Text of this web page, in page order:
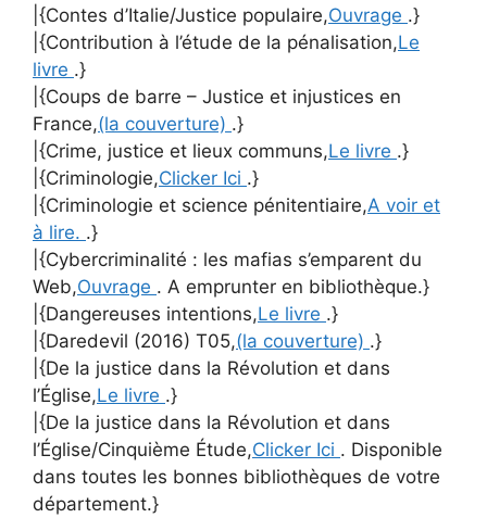
|{Contes d’Italie/Justice populaire,Ouvrage .}
|{Contribution à l’étude de la pénalisation,Le
livre .}
|{Coups de barre – Justice et injustices en
France,(la couverture) .}
|{Crime, justice et lieux communs,Le livre .}
|{Criminologie,Clicker Ici .}
|{Criminologie et science pénitentiaire,A voir et
à lire. .}
|{Cybercriminalité : les mafias s’emparent du
Web,Ouvrage . A emprunter en bibliothèque.}
|{Dangereuses intentions,Le livre .}
|{Daredevil (2016) T05,(la couverture) .}
|{De la justice dans la Révolution et dans
l’Église,Le livre .}
|{De la justice dans la Révolution et dans
l’Église/Cinquième Étude,Clicker Ici . Disponible
dans toutes les bonnes bibliothèques de votre
département.}